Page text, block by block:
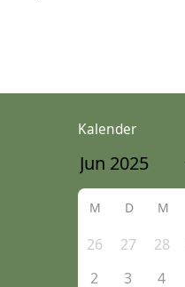
Kalender
M D M
26 27 28
2
3 4